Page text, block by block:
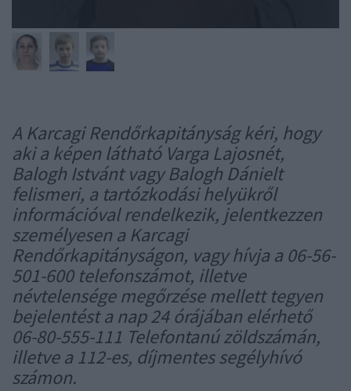
A Karcagi Rendőrkapitányság kéri, hogy
aki a képen látható Varga Lajosnét,
Balogh Istvánt vagy Balogh Dánielt
felismeri, a tartózkodási helyükről
információval rendelkezik, jelentkezzen
személyesen a Karcagi
Rendőrkapitányságon, vagy hívja a 06-56-
501-600 telefonszámot, illetve
névtelensége megőrzése mellett tegyen
bejelentést a nap 24 órájában elérhető
06-80-555-111 Telefontanú zöldszámán,
illetve a 112-es, díjmentes segélyhívó
számon.